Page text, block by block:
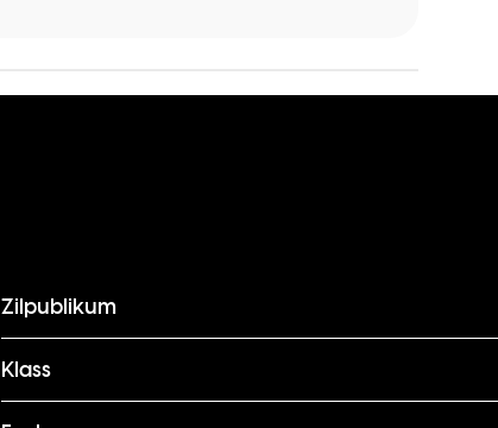
Zilpublikum
Klass